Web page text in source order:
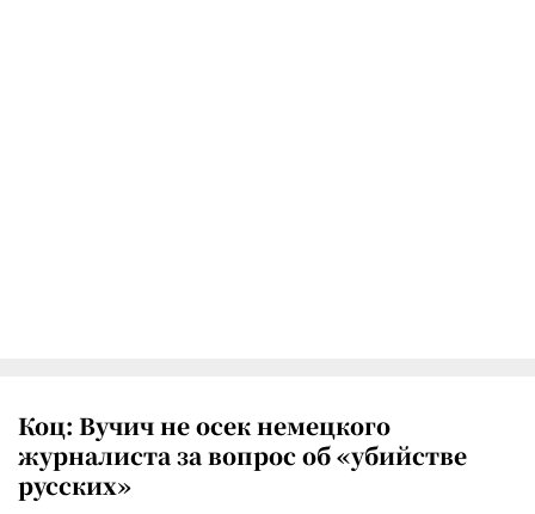
Коц: Вучич не осек немецкого
журналиста за вопрос об «убийстве
русских»